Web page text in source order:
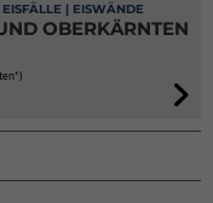
| EISWÄNDE
OBERKÄRNTEN